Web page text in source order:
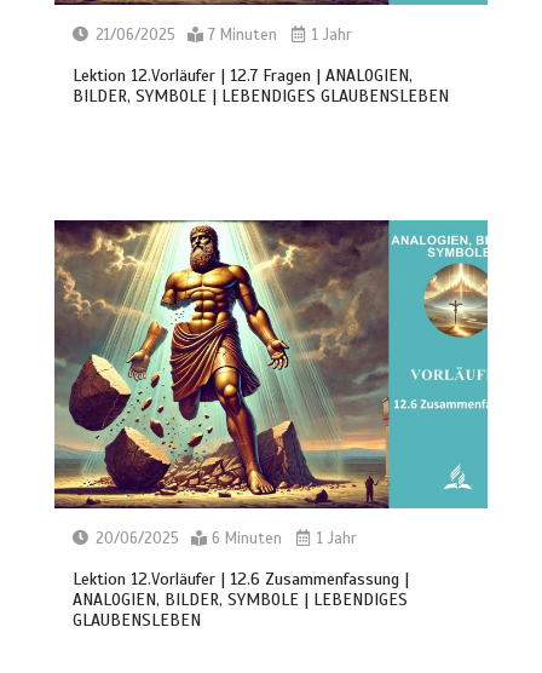
21/06/2025 7 Minuten 1 Jahr
Lektion 12.Vorläufer | 12.7 Fragen | ANALOGIEN,
BILDER, SYMBOLE | LEBENDIGES GLAUBENSLEBEN
20/06/2025 6 Minuten 1 Jahr
Lektion 12.Vorläufer | 12.6 Zusammenfassung |
ANALOGIEN, BILDER, SYMBOLE | LEBENDIGES
GLAUBENSLEBEN